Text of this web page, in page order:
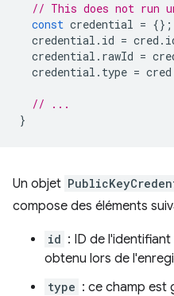
// This does not run
const credential = {};
credential . id = cred .
credential . rawId =
credential . type = cred
// ...
}
Un objet
compose des éléments
id : ID de
obtenu lors de
type : ce champ est